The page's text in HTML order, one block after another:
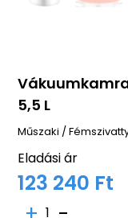
5,5 L
Műszaki /
Eladási ár
123 240 Ft
1